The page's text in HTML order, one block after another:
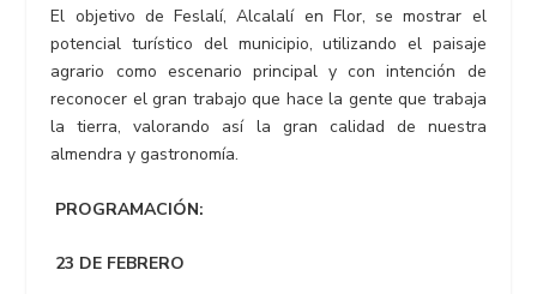
El objetivo de Feslalí, Alcalalí en Flor, se mostrar el
potencial turístico del municipio, utilizando el paisaje
agrario como escenario principal y con intención de
reconocer el gran trabajo que hace la gente que trabaja
la tierra, valorando así la gran calidad de nuestra
almendra y gastronomía.
PROGRAMACIÓN:
23 DE FEBRERO